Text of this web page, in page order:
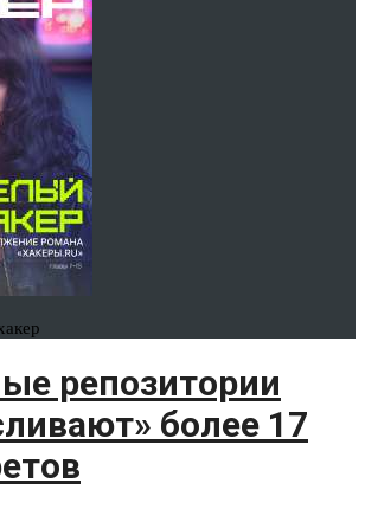
репозитории
более 17